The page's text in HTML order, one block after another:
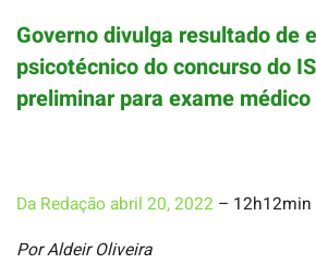
Governo divulga resultado de
psicotécnico do concurso do
preliminar para exame médico
Da Redação abril 20, 2022 – 12h12min
Por Aldeir Oliveira